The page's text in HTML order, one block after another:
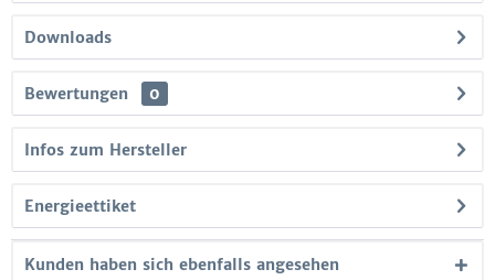
Downloads
Bewertungen 0
Infos zum Hersteller
Energieettiket
Kunden haben sich ebenfalls angesehen